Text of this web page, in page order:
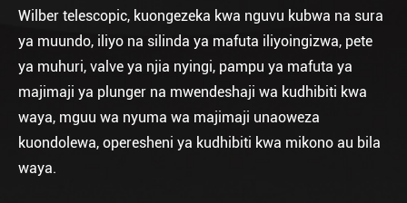
Wilber telescopic, kuongezeka kwa nguvu kubwa na sura
ya muundo, iliyo na silinda ya mafuta iliyoingizwa, pete
ya muhuri, valve ya njia nyingi, pampu ya mafuta ya
majimaji ya plunger na mwendeshaji wa kudhibiti kwa
waya, mguu wa nyuma wa majimaji unaoweza
kuondolewa, operesheni ya kudhibiti kwa mikono au bila
waya.